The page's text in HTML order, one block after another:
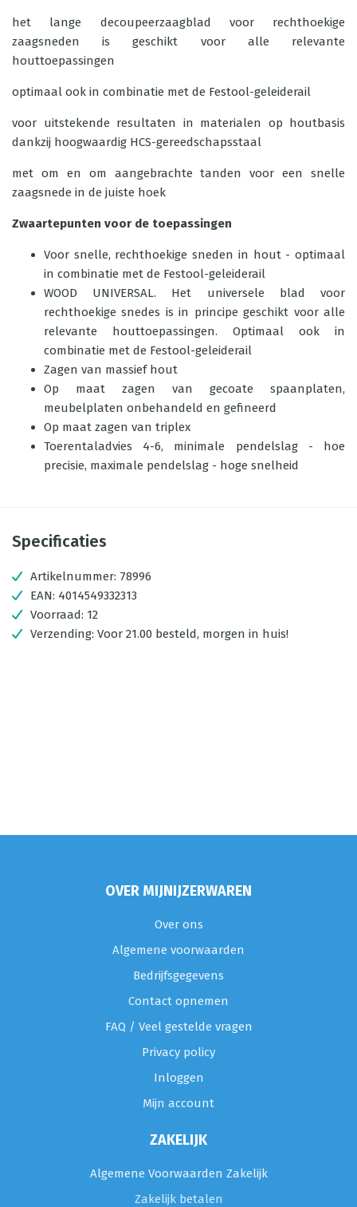
het lange decoupeerzaagblad voor rechthoekige
zaagsneden is geschikt voor alle relevante
houttoepassingen
optimaal ook in combinatie met de Festool-geleiderail
voor uitstekende resultaten in materialen op houtbasis
dankzij hoogwaardig HCS-gereedschapsstaal
met om en om aangebrachte tanden voor een snelle
zaagsnede in de juiste hoek
Zwaartepunten voor de toepassingen
Voor snelle, rechthoekige sneden in hout - optimaal
in combinatie met de Festool-geleiderail
WOOD UNIVERSAL. Het universele blad voor
rechthoekige snedes is in principe geschikt voor alle
relevante houttoepassingen. Optimaal ook in
combinatie met de Festool-geleiderail
Zagen van massief hout
Op maat zagen van gecoate spaanplaten,
meubelplaten onbehandeld en gefineerd
Op maat zagen van triplex
Toerentaladvies 4-6, minimale pendelslag - hoe
precisie, maximale pendelslag - hoge snelheid
Specificaties
Artikelnummer: 78996
EAN: 4014549332313
Voorraad: 12
Verzending: Voor 21.00 besteld, morgen in huis!
OVER MIJNIJZERWAREN
Over ons
Algemene voorwaarden
Bedrijfsgegevens
Contact opnemen
FAQ / Veel gestelde vragen
Privacy policy
Inloggen
Mijn account
ZAKELIJK
Algemene Voorwaarden Zakelijk
Zakelijk betalen